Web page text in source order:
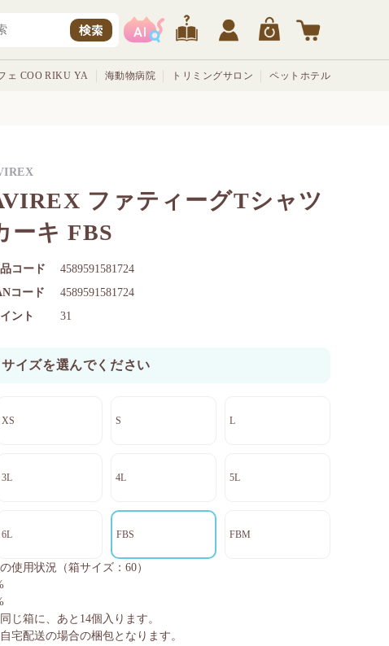
検索
ェ COO RIKU YA 海動物病院 トリミングサロン ペットホテル
ファティーグTシャツ
ーキ FBS
コード 4589591581724
ント 31
コード 4589591581724
サイズを選んでください
XS S L
3L 4L 5L
6L FBS FBM
使用状況 （箱サイズ：60）
じ箱に、あと 14個入ります。
宅配送の場合の梱包となります。